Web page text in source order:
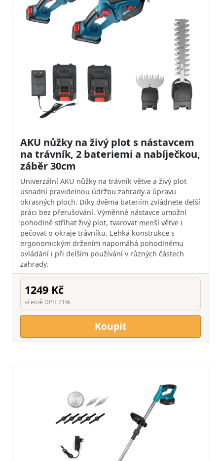
AKU nůžky na živý plot s nástavcem
na trávník, 2 bateriemi a nabíječkou,
záběr 30cm
Univerzální AKU nůžky na trávník větve a živý plot
usnadní pravidelnou údržbu zahrady a úpravu
okrasných ploch. Díky dvěma bateriím zvládnete delší
práci bez přerušování. Výměnné nástavce umožní
pohodlně stříhat živý plot, tvarovat menší větve i
pečovat o okraje trávníku. Lehká konstrukce s
ergonomickým držením napomáhá pohodlnému
ovládání i při delším používání v různých částech
zahrady.
1249 Kč
včetně DPH 21%
Koupit